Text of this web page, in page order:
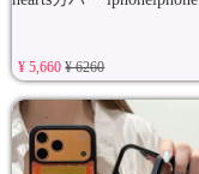
¥ 5,660¥ 6260